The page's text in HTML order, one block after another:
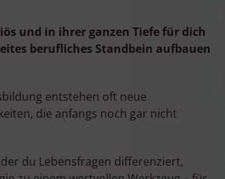
und in ihrer ganzen Tiefe für dich
berufliches Standbein aufbauen
entstehen oft neue
die anfangs noch gar nicht
du Lebensfragen differenziert,